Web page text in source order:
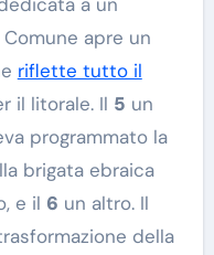
Comune apre un
riflette tutto il
il litorale. Il 5 un
programmato la
brigata ebraica
e il 6 un altro. Il
della